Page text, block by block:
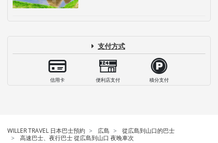
支付方式
信用卡 便利店支付 積分支付
WILLER TRAVEL 日本巴士預約 広島
從広島到山口的巴士
高速巴士、夜行巴士 從広島到山口 夜晚車次